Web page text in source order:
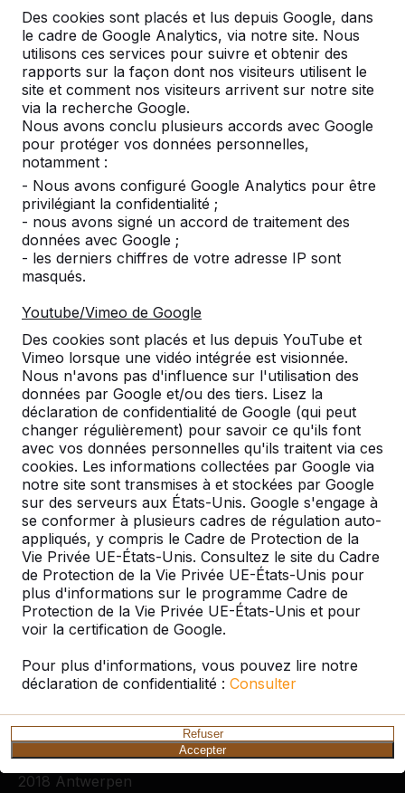
Des cookies sont placés et lus depuis Google, dans
le cadre de Google Analytics, via notre site. Nous
utilisons ces services pour suivre et obtenir des
rapports sur la façon dont nos visiteurs utilisent le
site et comment nos visiteurs arrivent sur notre site
via la recherche Google.
Nous avons conclu plusieurs accords avec Google
pour protéger vos données personnelles,
notamment :
- Nous avons configuré Google Analytics pour être
privilégiant la confidentialité ;
- nous avons signé un accord de traitement des
données avec Google ;
- les derniers chiffres de votre adresse IP sont
masqués.
Youtube/Vimeo de Google
Des cookies sont placés et lus depuis YouTube et
Vimeo lorsque une vidéo intégrée est visionnée.
Nous n'avons pas d'influence sur l'utilisation des
données par Google et/ou des tiers. Lisez la
déclaration de confidentialité de Google (qui peut
changer régulièrement) pour savoir ce qu'ils font
avec vos données personnelles qu'ils traitent via ces
cookies. Les informations collectées par Google via
notre site sont transmises à et stockées par Google
sur des serveurs aux États-Unis. Google s'engage à
se conformer à plusieurs cadres de régulation auto-
appliqués, y compris le Cadre de Protection de la
Vie Privée UE-États-Unis. Consultez le site du Cadre
de Protection de la Vie Privée UE-États-Unis pour
plus d'informations sur le programme Cadre de
Protection de la Vie Privée UE-États-Unis et pour
voir la certification de Google.
Pour plus d'informations, vous pouvez lire notre
déclaration de confidentialité : Consulter
Refuser
Accepter
Bancs en béton Nous fabriquons des bancs en
béton pour les espaces publics, aires de jeux,
cours d’écoles, campings et parcs et nous
livrons directement depuis l’usine. Ces bancs
sont très résistant au vandalisme et sont
fabriqués en diff&...
Lire la suite ->
Table de tennis bleue
Table de tennis bleue Voulez-vous également
une si belle table de ping-pong pour la cour
d'école, le club de sport ou le terrain de jeu
dans votre quartier. Nos tables sont en une
vandalisme. Cela fait que nos tables convi...
Lire la suite ->
Ensemble pique-nique en béton
Ensemble pique-nique en béton Les tables de
pique-nique en béton de HeBlad se
caractérisent par leur aspect robuste. Les
tables sont fabriquées en une seule pièce, ce
qui les rend anti-vandalisme et très adaptés aux
espaces publics. Les tables ...
Lire la suite ->
HeBlad Belgique
Lange Lozanastraat 142
2018 Antwerpen